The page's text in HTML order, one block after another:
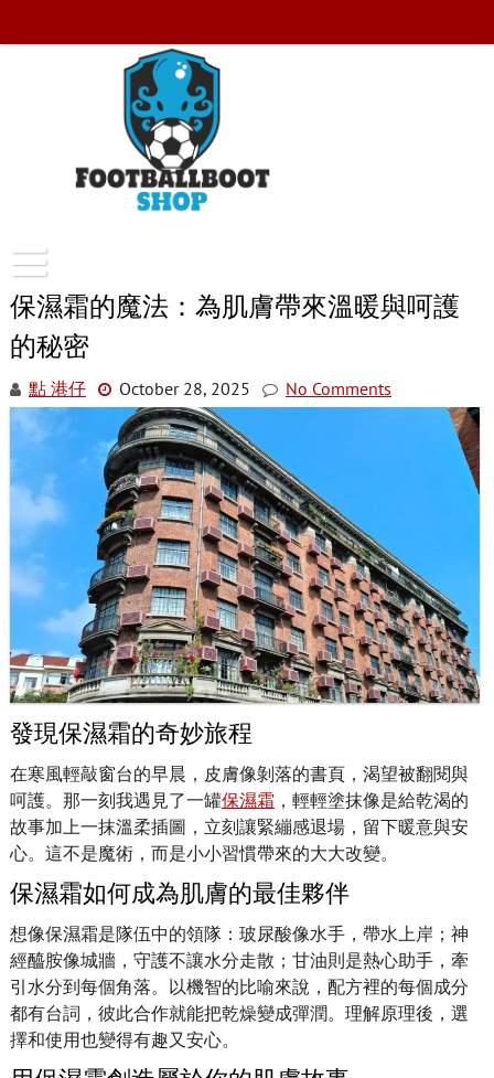
保濕霜的魔法：為肌膚帶來溫暖與呵護
的秘密
點 港仔 October 28, 2025 No Comments
發現保濕霜的奇妙旅程
在寒風輕敲窗台的早晨，皮膚像剝落的書頁，渴望被翻閱與
呵護。那一刻我遇見了一罐保濕霜 ，輕輕塗抹像是給乾渴的
故事加上一抹溫柔插圖，立刻讓緊繃感退場，留下暖意與安
心。這不是魔術，而是小小習慣帶來的大大改變。
保濕霜如何成為肌膚的最佳夥伴
想像保濕霜是隊伍中的領隊：玻尿酸像水手，帶水上岸；神
經醯胺像城牆，守護不讓水分走散；甘油則是熱心助手，牽
引水分到每個角落。以機智的比喻來說，配方裡的每個成分
都有台詞，彼此合作就能把乾燥變成彈潤。理解原理後，選
擇和使用也變得有趣又安心。